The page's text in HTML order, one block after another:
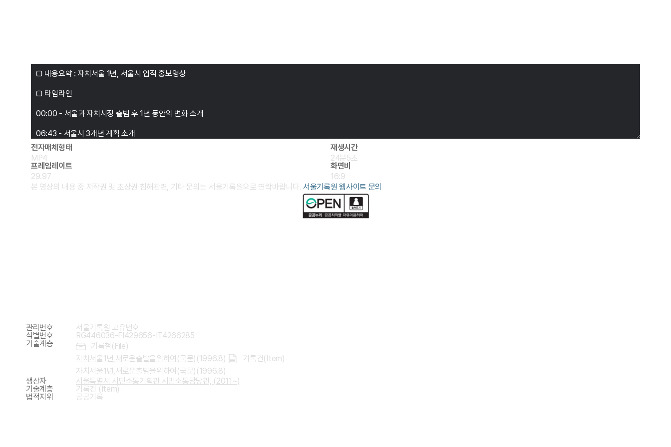
전자매체형태
MP4
재생시간
24분5초
프레임레이트
29.97
화면비
16:9
본 영상의 내용 중 저작권 및 초상권 침해관련, 기타 문의는 서울기록원으로 연락바랍니다.서울기록원 웹사이트 문의
관리번호
서울기록원 고유번호
식별번호
RG446036-FI429656-IT4266285
기술계층
기록철(File)
자치서울1년,새로운출발을위하여(국문)(1996.8)
기록건(Item)
자치서울1년,새로운출발을위하여(국문)(1996.8)
생산자
서울특별시 시민소통기획관 시민소통담당관, (2011~)
기술계층
기록건 (Item)
법적지위
공공기록